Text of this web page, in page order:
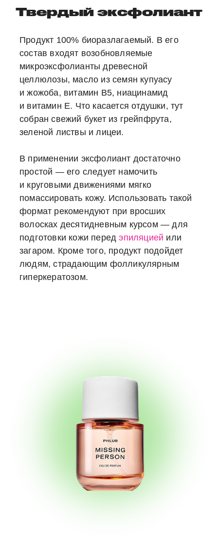
Твердый эксфолиант
Продукт 100% биоразлагаемый. В его
состав входят возобновляемые
микроэксфолианты древесной
целлюлозы, масло из семян купуасу
и жожоба, витамин B5, ниацинамид
и витамин Е. Что касается отдушки, тут
собран свежий букет из грейпфрута,
зеленой листвы и лицеи.
В применении эксфолиант достаточно
простой — его следует намочить
и круговыми движениями мягко
помассировать кожу. Использовать такой
формат рекомендуют при вросших
волосках десятидневным курсом — для
подготовки кожи передэпиляцией или
загаром. Кроме того, продукт подойдет
людям, страдающим фолликулярным
гиперкератозом.